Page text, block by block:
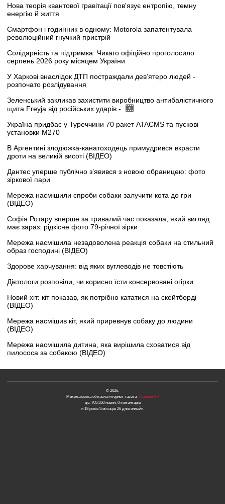
Нова теорія квантової гравітації пов'язує ентропію, темну
енергію й життя
Смартфон і годинник в одному: Motorola запатентувала
революційний гнучкий пристрій
Солідарність та підтримка: Чикаго офіційно проголосило
серпень 2026 року місяцем України
У Харкові внаслідок ДТП постраждали дев’ятеро людей -
розпочато розлідування
Зеленський закликав захистити виробництво антибалістичного
щита Freyja від російських ударів -
Україна придбає у Туреччини 70 ракет ATACMS та пускові
установки M270
В Аргентині злодюжка-канатоходець примудрився вкрасти
дроти на великій висоті (ВІДЕО)
Дантес уперше публічно з’явився з новою обраницею: фото
зіркової пари
Мережа насмішили спроби собаки залучити кота до гри
(ВІДЕО)
Софія Ротару вперше за тривалий час показала, який вигляд
має зараз: рідкісне фото 79-річної зірки
Мережа насмішила незадоволена реакція собаки на стильний
образ господині (ВІДЕО)
Здорове харчування: від яких вуглеводів не товстіють
Дієтологи розповіли, чи корисно їсти консервовані огірки
Новий хіт: кіт показав, як потрібно кататися на скейтборді
(ВІДЕО)
Мережа насмішив кіт, який приревнув собаку до людини
(ВІДЕО)
Мережа насмішила дитина, яка вирішила сховатися від
пилососа за собакою (ВІДЕО)
© 2026.
Миколаївська обласна інтернет-газета«Новини N»
це: 705,550 новин, 0 коментарів
и 19 років 5 місяців 26 днів онлайн.